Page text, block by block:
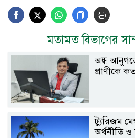
মতামত বিভাগের
অন্ধ
প্রাণীকে
ট্যুরিজম
অর্থনীতি ও